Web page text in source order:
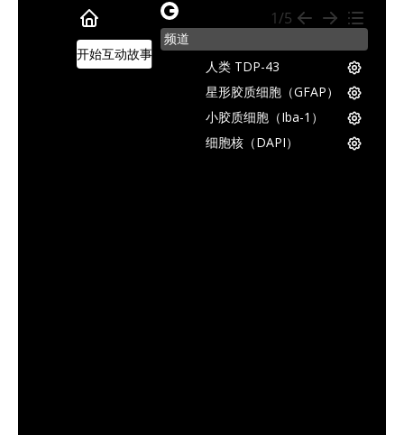
1/5
开始互动故事
microscopy-
section-
slider
频道
细胞核（DAPI）
小胶质细胞（Iba-1）
星形胶质细胞（GFAP）
人类 TDP-43